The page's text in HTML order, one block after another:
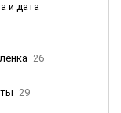
и дата
26
29